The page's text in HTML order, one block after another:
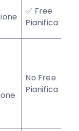
✅ Free
Pianifica
No Free
Pianifica